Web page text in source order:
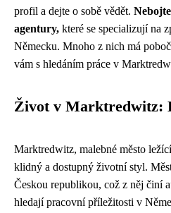
profil a dejte o sobě vědět.
agentury, které se specializují na
Německu. Mnoho z nich má
vám s hledáním práce v
Život v Marktredwitz:
Marktredwitz, malebné město
klidný a dostupný životní styl.
Českou republikou, což z něj činí
hledají pracovní příležitosti v